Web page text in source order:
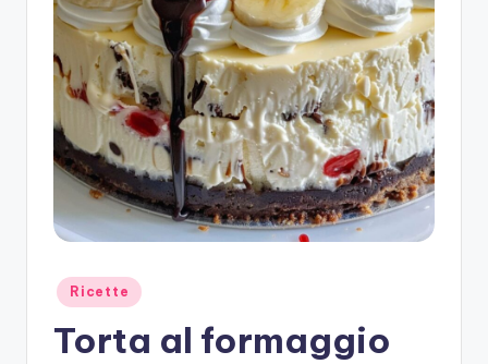
Posted
in
Ricette
Torta al formaggio